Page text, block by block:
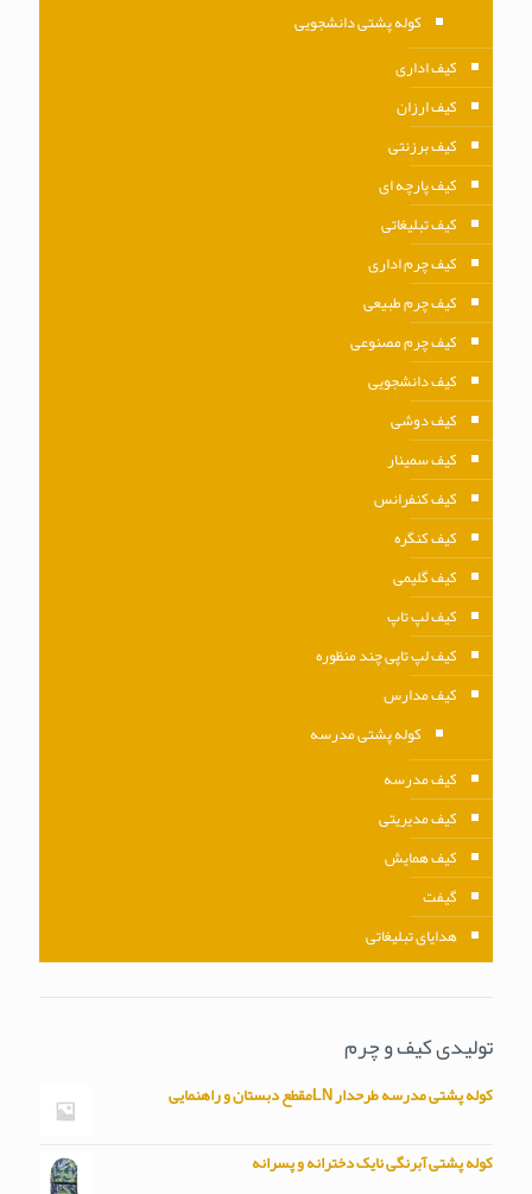
کوله پشتی دانشجویی
کیف اداری
کیف ارزان
کیف برزنتی
کیف پارچه ای
کیف تبلیغاتی
کیف چرم اداری
کیف چرم طبیعی
کیف چرم مصنوعی
کیف دانشجویی
کیف دوشی
کیف سمینار
کیف کنفرانس
کیف کنگره
کیف گلیمی
کیف لپ تاپ
کیف لپ تاپی چند منظوره
کیف مدارس
کوله پشتی مدرسه
کیف مدرسه
کیف مدیریتی
کیف همایش
گیفت
هدایای تبلیغاتی
تولیدی کیف و چرم
کوله پشتی مدرسه طرحدار LNمقطع دبستان و راهنمایی
کوله پشتی آبرنگی نایک دخترانه و پسرانه